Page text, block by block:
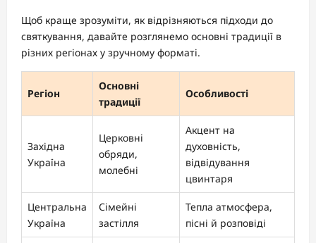
Щоб краще зрозуміти, як відрізняються підходи до
святкування, давайте розглянемо основні традиції в
різних регіонах у зручному форматі.
Регіон
Основні
традиції
Особливості
Західна
Україна
Церковні
обряди,
молебні
Акцент на
духовність,
відвідування
цвинтаря
Центральна
Україна
Сімейні
застілля
Тепла атмосфера,
пісні й розповіді